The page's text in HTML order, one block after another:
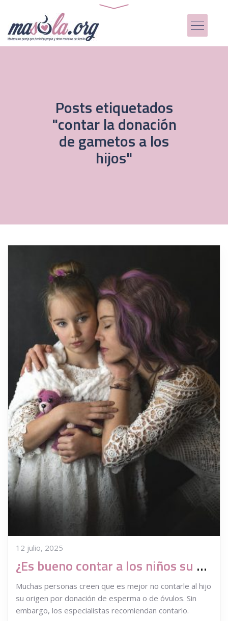
Posts etiquetados
"contar la donación
de gametos a los
hijos"
12 julio, 2025
¿Es bueno contar a los niños su origen por donación de gametos?
Muchas personas creen que es mejor no contarle al hijo
su origen por donación de esperma o de óvulos. Sin
embargo, los especialistas recomiendan contarlo.